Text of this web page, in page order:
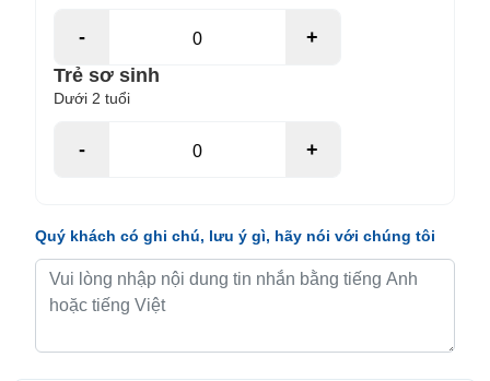
-
+
Trẻ sơ sinh
Dưới 2 tuổi
- +
Quý khách có ghi chú, lưu ý gì, hãy nói với chúng tôi